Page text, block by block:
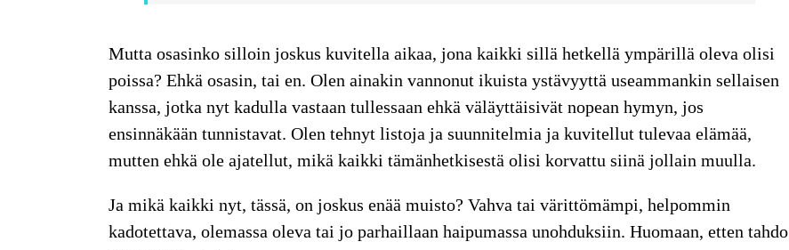
Mutta osasinko silloin joskus kuvitella aikaa, jona kaikki sillä hetkellä ympärillä oleva olisi
poissa? Ehkä osasin, tai en. Olen ainakin vannonut ikuista ystävyyttä useammankin sellaisen
kanssa, jotka nyt kadulla vastaan tullessaan ehkä väläyttäisivät nopean hymyn, jos
ensinnäkään tunnistavat. Olen tehnyt listoja ja suunnitelmia ja kuvitellut tulevaa elämää,
mutten ehkä ole ajatellut, mikä kaikki tämänhetkisestä olisi korvattu siinä jollain muulla.
Ja mikä kaikki nyt, tässä, on joskus enää muisto? Vahva tai värittömämpi, helpommin
kadotettava, olemassa oleva tai jo parhaillaan haipumassa unohduksiin. Huomaan, etten tahdo